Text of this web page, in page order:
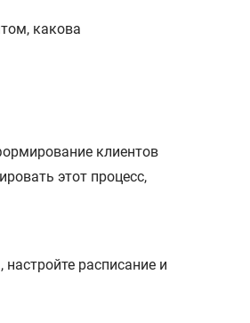
какова
клиентов
этот процесс,
расписание и